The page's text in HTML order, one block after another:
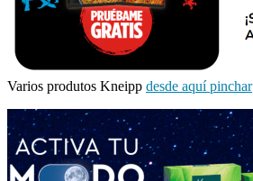
Varios produtos Kneipp desde aquí pinchar